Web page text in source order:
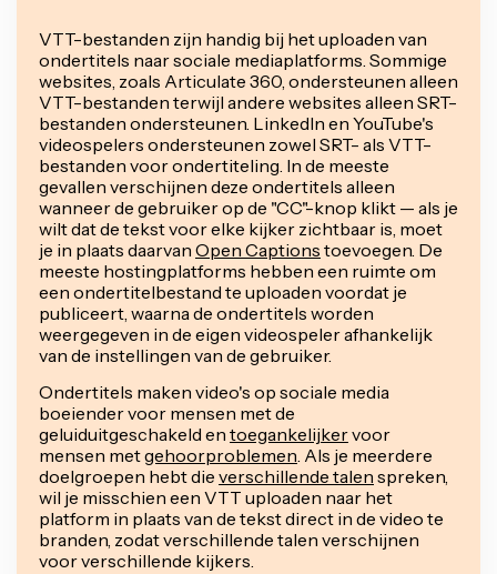
VTT-bestanden zijn handig bij het uploaden van
ondertitels naar sociale mediaplatforms. Sommige
websites, zoals Articulate 360, ondersteunen alleen
VTT-bestanden terwijl andere websites alleen SRT-
bestanden ondersteunen. LinkedIn en YouTube's
videospelers ondersteunen zowel SRT- als VTT-
bestanden voor ondertiteling. In de meeste
gevallen verschijnen deze ondertitels alleen
wanneer de gebruiker op de "CC"-knop klikt — als je
wilt dat de tekst voor elke kijker zichtbaar is, moet
je in plaats daarvan Open Captions toevoegen. De
meeste hostingplatforms hebben een ruimte om
een ondertitelbestand te uploaden voordat je
publiceert, waarna de ondertitels worden
weergegeven in de eigen videospeler afhankelijk
van de instellingen van de gebruiker.
Ondertitels maken video's op sociale media
boeiender voor mensen met de
geluiduitgeschakeld en toegankelijkervoor
mensen metgehoorproblemen. Als je meerdere
doelgroepen hebt die verschillende talen spreken,
wil je misschien een VTT uploaden naar het
platform in plaats van de tekst direct in de video te
branden, zodat verschillende talen verschijnen
voor verschillende kijkers.